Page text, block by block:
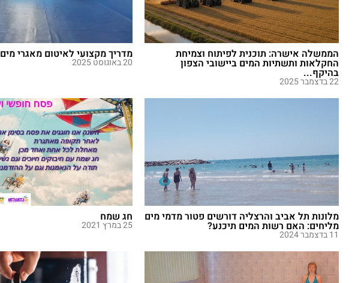
הממשלה אישרה: תוכנית לפיתוח וצמיחת
החקלאות ותשתיות המים ביישובי הצפון
בהיקף...
22 בדצמבר 2025
מדריך מקצועי לאיטום מאגרי מים
20 באוגוסט 2025
מלונות תל אביב והרצליה דורשים פטור מדמי מים
מליחים: האם רשות המים תיכנע?
11 בדצמבר 2024
חג שמח
25 במרץ 2021